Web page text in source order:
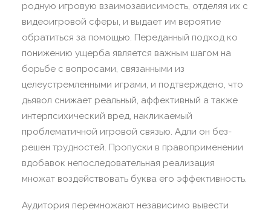
родную игровую взаимозависимость, отделяя их с
видеоигровой сферы, и выдает им вероятие
обратиться за помощью. Переданный подход ко
понижению ущерба является важным шагом на
борьбе с вопросами, связанными из
целеустремленными играми, и подтверждено, что
дьявол снижает реальный, аффективный а также
интерпсихический вред, накликаемый
проблематичной игровой связью. Адли он без-
решен трудностей. Пропуски в правоприменении
вдобавок непоследовательная реализация
множат воздействовать буква его эффективность.
Аудитория перемножают независимо вывести